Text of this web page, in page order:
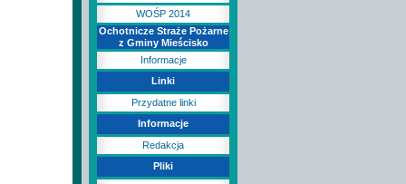
WOŚP 2014
Ochotnicze Straże Pożarne
z Gminy Mieścisko
Informacje
Linki
Przydatne linki
Informacje
Redakcja
Pliki